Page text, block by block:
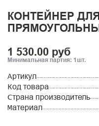
КОНТЕЙНЕР
1 530.00 руб
Минимальная партия: 1шт.
Артикул
Код товара
Страна производитель
Материал